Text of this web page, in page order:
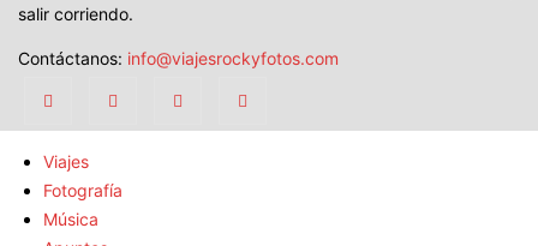
salir corriendo.
Contáctanos: info@viajesrockyfotos.com
Viajes
Fotografía
Música